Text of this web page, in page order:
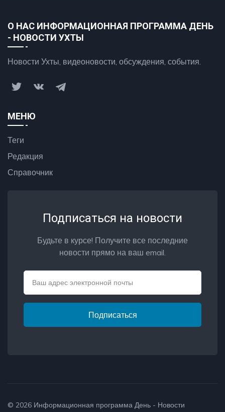
О НАС ИНФОРМАЦИОННАЯ ПРОГРАММА ДЕНЬ
- НОВОСТИ УХТЫ
Новости Ухты, видеоновости, обсуждения, события.
МЕНЮ
Теги
Редакция
Справочник
Подписаться на новости
Будьте в курсе! Получите все последние
новости прямо на ваш email.
Подписаться
© 2026 Информационная программа День - Новости